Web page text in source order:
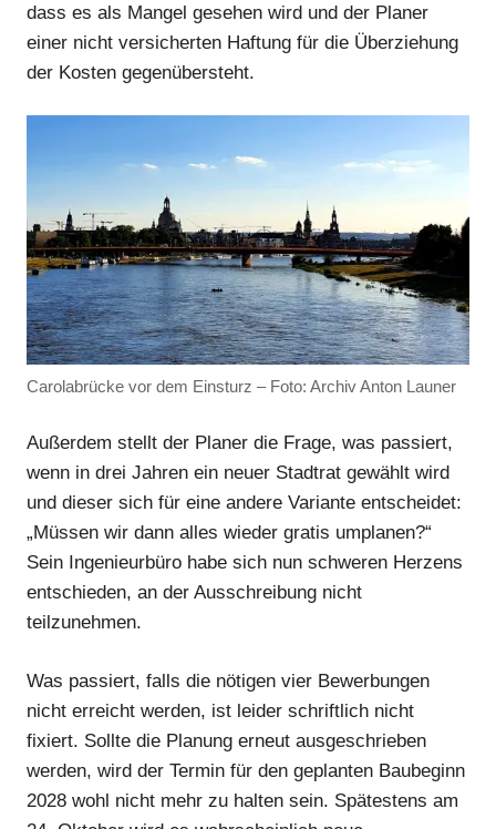
Anzeige
Anzeige
Anzeige
Anzeige
dass es als Mangel gesehen wird und der Planer
einer nicht versicherten Haftung für die Überziehung
der Kosten gegenübersteht.
Carolabrücke vor dem Einsturz – Foto: Archiv Anton Launer
Außerdem stellt der Planer die Frage, was passiert,
wenn in drei Jahren ein neuer Stadtrat gewählt wird
und dieser sich für eine andere Variante entscheidet:
„Müssen wir dann alles wieder gratis umplanen?“
Sein Ingenieurbüro habe sich nun schweren Herzens
entschieden, an der Ausschreibung nicht
teilzunehmen.
Was passiert, falls die nötigen vier Bewerbungen
nicht erreicht werden, ist leider schriftlich nicht
fixiert. Sollte die Planung erneut ausgeschrieben
werden, wird der Termin für den geplanten Baubeginn
2028 wohl nicht mehr zu halten sein. Spätestens am